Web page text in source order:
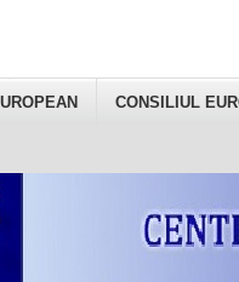
CONSILIUL